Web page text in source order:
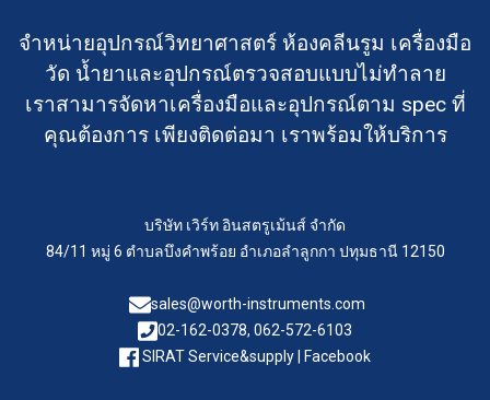
จำหน่ายอุปกรณ์วิทยาศาสตร์ ห้องคลีนรูม เครื่องมือ
วัด น้ำยาและอุปกรณ์ตรวจสอบแบบไม่ทำลาย
เราสามารจัดหาเครื่องมือและอุปกรณ์ตาม spec ที่
คุณต้องการ เพียงติดต่อมา เราพร้อมให้บริการ
บริษัท เวิร์ท อินสตรูเม้นส์ จำกัด
84/11 หมู่ 6 ตำบลบึงคำพร้อย อำเภอลำลูกกา ปทุมธานี 12150
sales@worth-instruments.com
02-162-0378, 062-572-6103
SIRAT Service&supply | Facebook